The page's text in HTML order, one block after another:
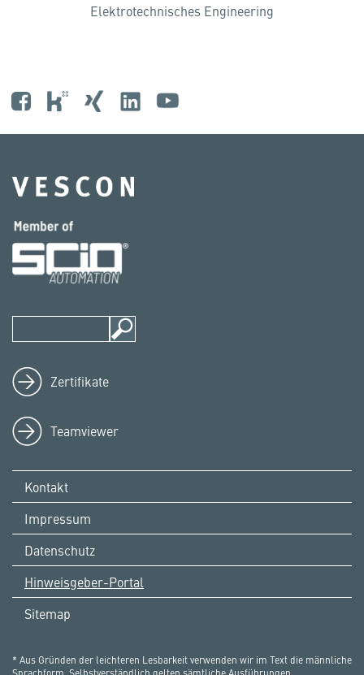
Elektrotechnisches Engineering
Zertifikate
Teamviewer
Kontakt
Impressum
Datenschutz
Hinweisgeber-Portal
Sitemap
* Aus Gründen der leichteren Lesbarkeit verwenden wir im Text die männliche